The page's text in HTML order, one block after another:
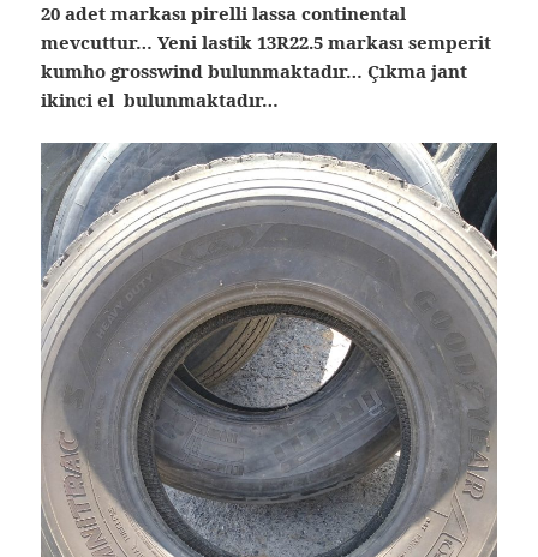
20 adet markası pirelli lassa continental
mevcuttur… Yeni lastik 13R22.5 markası semperit
kumho grosswind bulunmaktadır… Çıkma jant
ikinci el bulunmaktadır…